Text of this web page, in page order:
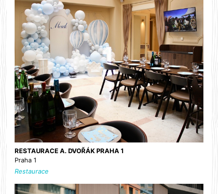
RESTAURACE A. DVOŘÁK PRAHA 1
Praha 1
Restaurace